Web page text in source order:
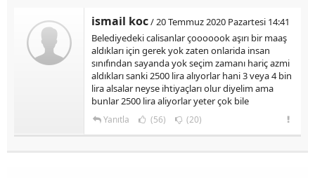
ismail koc/ 20 Temmuz 2020 Pazartesi 14:41
Belediyedeki calisanlar çooooook aşırı bir maaş
aldıkları için gerek yok zaten onlarida insan
sınıfından sayanda yok seçim zamanı hariç azmi
aldıkları sanki 2500 lira alıyorlar hani 3 veya 4 bin
lira alsalar neyse ihtiyaçları olur diyelim ama
bunlar 2500 lira aliyorlar yeter çok bile
Yanıtla (56) (20)